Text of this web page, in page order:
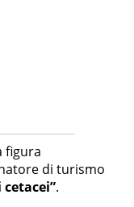
figura
di turismo
.